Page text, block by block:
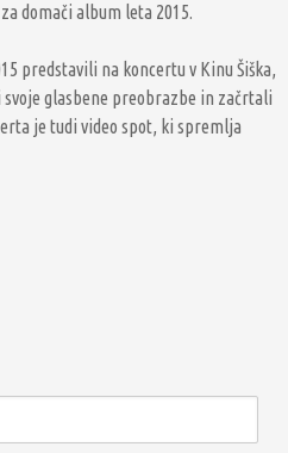
domači album leta 2015.
predstavili na koncertu v Kinu Šiška,
glasbene preobrazbe in začrtali
je tudi video spot, ki spremlja